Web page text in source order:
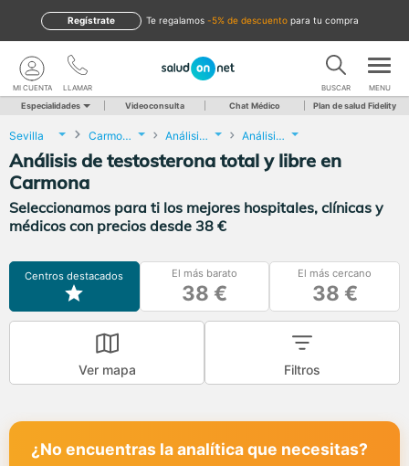
te regalamos -5% de descuento para tu compra
Regístrate
LLAMAR
MI CUENTA BUSCAR MENU
Especialidades Videoconsulta Chat Médico Plan de salud Fidelity
Sevilla Carmona Análisis Clínicos Análisis de testosterona total y libre
Análisis de testosterona total y libre en
Carmona
Seleccionamos para ti los mejores hospitales, clínicas y
médicos con precios desde 38 €
Centros destacados El más barato
38 €
El más cercano
38 €
Ver mapa Filtros
¿No encuentras la analítica que necesitas?